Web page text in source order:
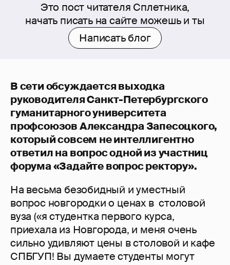
Это пост читателя Сплетника,
начать писать на сайте можешь и ты
Написать блог
В сети обсуждается выходка
руководителя Санкт-Петербургского
гуманитарного университета
профсоюзов Александра Запесоцкого,
который совсем не интеллигентно
ответил на вопрос одной из участниц
форума «Задайте вопрос ректору».
На весьма безобидный и уместный
вопрос новгородки о ценах в столовой
вуза («я студентка первого курса,
приехала из Новгорода, и меня очень
сильно удивляют цены в столовой и кафе
СПБГУП! Вы думаете студенты могут